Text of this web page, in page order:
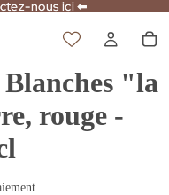
nous ici ⬅
nous ici ⬅
Blanches "la
rouge -